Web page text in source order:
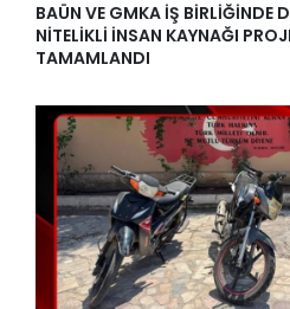
BAÜN VE GMKA İŞ BİRLİĞİNDE
NİTELİKLİ İNSAN KAYNAĞI
TAMAMLANDI